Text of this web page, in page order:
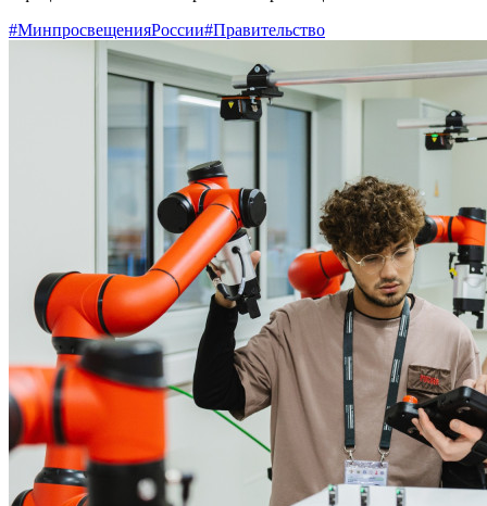
#МинпросвещенияРоссии#Правительство